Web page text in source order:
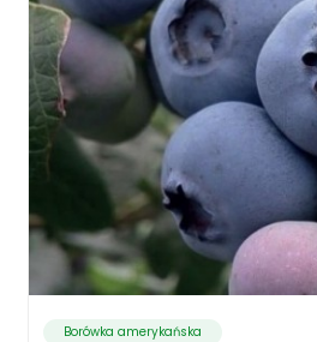
Borówka amerykańska